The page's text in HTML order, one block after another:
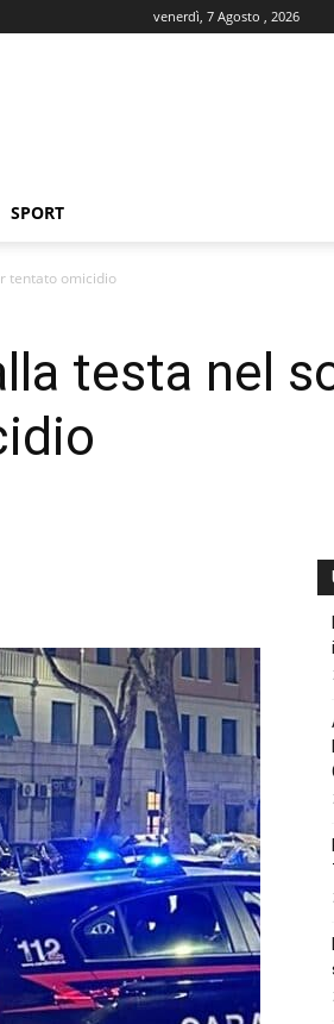
venerdì, 7 Agosto , 2026
SPORT
tentato omicidio
testa nel